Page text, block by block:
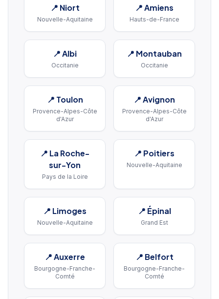
📍 Niort
Nouvelle-Aquitaine
📍Amiens
Hauts-de-France
📍Albi
Occitanie
📍 Montauban
Occitanie
📍 Toulon
Provence-Alpes-Côte
d'Azur
📍Avignon
Provence-Alpes-Côte
d'Azur
📍 La Roche-
sur-Yon
Pays de la Loire
📍 Poitiers
Nouvelle-Aquitaine
📍 Limoges
Nouvelle-Aquitaine
📍 Épinal
Grand Est
📍Auxerre
Bourgogne-Franche-
Comté
📍 Belfort
Bourgogne-Franche-
Comté